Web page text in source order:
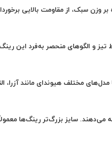
علاوه بر وزن سبک، از مقاومت بالایی
و الگوهای منحصر به‌فرد این
با مدل‌های مختلف هیوندای مانند آزرا،
ارائه می‌دهند. سایز بزرگ‌تر رینگ‌ها